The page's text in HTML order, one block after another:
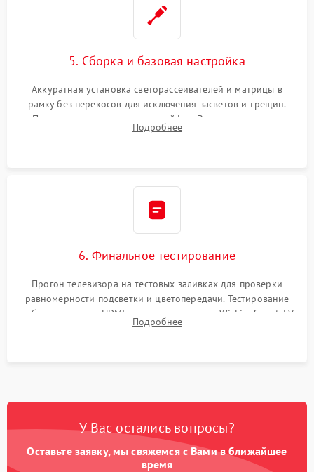
5. Сборка и базовая настройка
Аккуратная установка светорассеивателей и матрицы в
рамку без перекосов для исключения засветов и трещин.
Подключение внутренних шлейфов. Закрытие корпуса.
Сброс настроек и обновление программного обеспечения.
Подробнее
6. Финальное тестирование
Прогон телевизора на тестовых заливках для проверки
равномерности подсветки и цветопередачи. Тестирование
работы разъемов HDMI, динамиков, модуля Wi-Fi и Smart TV
в рабочем режиме в течение нескольких часов.
Подробнее
У Вас остались вопросы?
Оставьте заявку, мы свяжемся с Вами в ближайшее
время